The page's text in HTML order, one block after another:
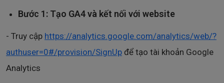
Bước 1: Tạo GA4 và kết nối với website
- Truy cập https://analytics.google.com/analytics/web/?
authuser=0#/provision/SignUp để tạo tài khoản Google
Analytics